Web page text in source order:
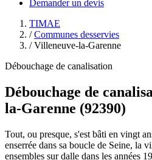
Demander un devis
TIMAE
/ Communes desservies
/ Villeneuve-la-Garenne
Débouchage de canalisation
Débouchage de
la-Garenne (92390)
Tout, ou presque, s'est bâti en vingt
enserrée dans sa boucle de Seine, la
ensembles sur dalle dans les années